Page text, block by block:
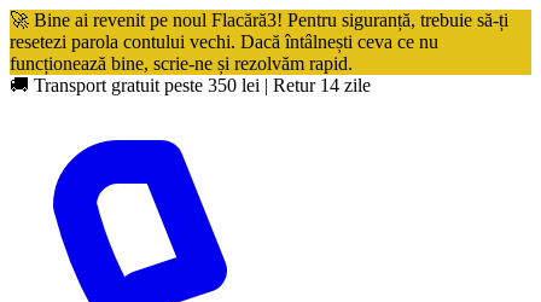
🚀 Bine ai revenit pe noul Flacără3! Pentru siguranță, trebuie să-ți
resetezi parola contului vechi. Dacă întâlnești ceva ce nu
funcționează bine, scrie-ne și rezolvăm rapid.
🚚 Transport gratuit peste 350 lei | Retur 14 zile